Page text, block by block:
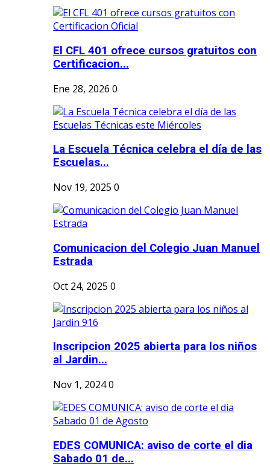
El CFL 401 ofrece cursos gratuitos con
Certificacion...
Ene 28, 2026 0
La Escuela Técnica celebra el día de las
Escuelas...
Nov 19, 2025 0
Comunicacion del Colegio Juan Manuel
Estrada
Oct 24, 2025 0
Inscripcion 2025 abierta para los niños
al Jardin...
Nov 1, 20240
EDES COMUNICA: aviso de corte el dia
Sabado 01 de...